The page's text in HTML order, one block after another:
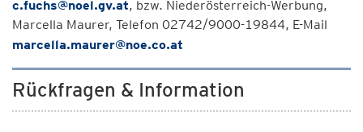
c.fuchs@noel.gv.at, bzw. Niederösterreich-Werbung,
Marcella Maurer, Telefon 02742/9000-19844, E-Mail
marcella.maurer@noe.co.at
Rückfragen & Information